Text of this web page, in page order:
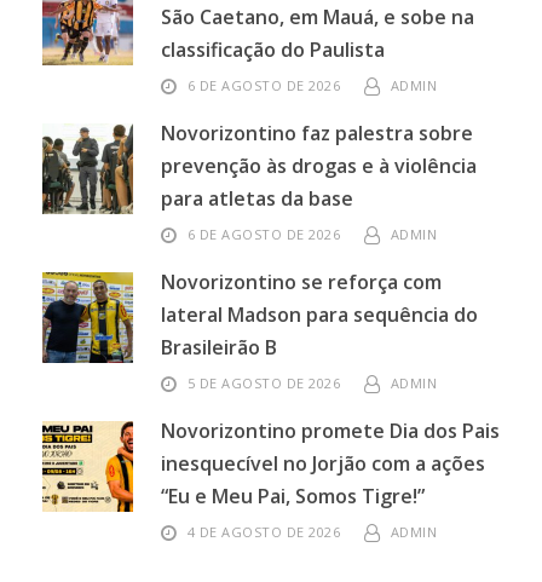
São Caetano, em Mauá, e sobe na
classificação do Paulista
6 DE AGOSTO DE 2026 ADMIN
Novorizontino faz palestra sobre
prevenção às drogas e à violência
para atletas da base
6 DE AGOSTO DE 2026 ADMIN
Novorizontino se reforça com
lateral Madson para sequência do
Brasileirão B
5 DE AGOSTO DE 2026 ADMIN
Novorizontino promete Dia dos Pais
inesquecível no Jorjão com a ações
“Eu e Meu Pai, Somos Tigre!”
4 DE AGOSTO DE 2026 ADMIN